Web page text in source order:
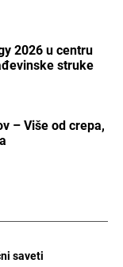
2026 u centru
struke
– Više od crepa,
saveti